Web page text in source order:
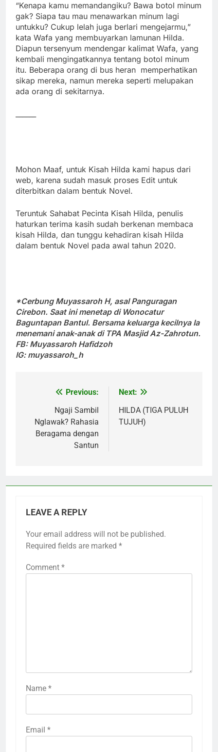
“Kenapa kamu memandangiku? Bawa botol minum
gak? Siapa tau mau menawarkan minum lagi
untukku? Cukup lelah juga berlari mengejarmu,”
kata Wafa yang membuyarkan lamunan Hilda.
Diapun tersenyum mendengar kalimat Wafa, yang
kembali mengingatkannya tentang botol minum
itu. Beberapa orang di bus heran memperhatikan
sikap mereka, namun mereka seperti melupakan
ada orang di sekitarnya.
Mohon Maaf, untuk Kisah Hilda kami hapus dari
web, karena sudah masuk proses Edit untuk
diterbitkan dalam bentuk Novel.
Teruntuk Sahabat Pecinta Kisah Hilda, penulis
haturkan terima kasih sudah berkenan membaca
kisah Hilda, dan tunggu kehadiran kisah Hilda
dalam bentuk Novel pada awal tahun 2020.
*Cerbung Muyassaroh H, asal Panguragan
Cirebon. Saat ini menetap di Wonocatur
Baguntapan Bantul. Bersama keluarga kecilnya Ia
menemani anak-anak di TPA Masjid Az-Zahrotun.
FB: Muyassaroh Hafidzoh
IG: muyassaroh_h
navigation
Previous:
Ngaji Sambil
Nglawak? Rahasia
Beragama dengan
Santun
Next:
HILDA (TIGA PULUH
TUJUH)
LEAVE A REPLY
Your email address will not be published.
Required fields are marked *
Comment *
Name *
Email *